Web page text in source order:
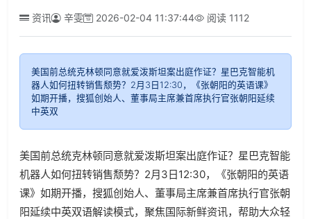
资讯 辛雯 2026-02-04 11:37:44 阅读 1112
美国前总统克林顿同意就爱泼斯坦案出庭作证？星巴克智能机
器人如何扭转销售颓势？2月3日12:30，《张朝阳的英语课》
如期开播，搜狐创始人、董事局主席兼首席执行官张朝阳延续
中英双
美国前总统克林顿同意就爱泼斯坦案出庭作证？星巴克智能
机器人如何扭转销售颓势？2月3日12:30，《张朝阳的英语
课》如期开播，搜狐创始人、董事局主席兼首席执行官张朝
阳延续中英双语解读模式，聚焦国际新鲜资讯，帮助大众轻